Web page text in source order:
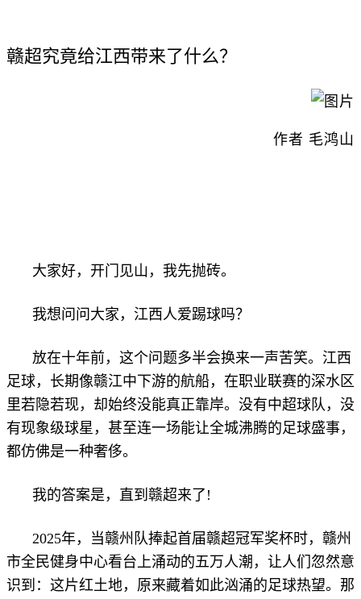
赣超究竟给江西带来了什么？
作者 毛鸿山
大家好，开门见山，我先抛砖。
我想问问大家，江西人爱踢球吗？
放在十年前，这个问题多半会换来一声苦笑。江西
足球，长期像赣江中下游的航船，在职业联赛的深水区
里若隐若现，却始终没能真正靠岸。没有中超球队，没
有现象级球星，甚至连一场能让全城沸腾的足球盛事，
都仿佛是一种奢侈。
我的答案是，直到赣超来了!
2025年，当赣州队捧起首届赣超冠军奖杯时，赣州
市全民健身中心看台上涌动的五万人潮，让人们忽然意
识到：这片红土地，原来藏着如此汹涌的足球热望。那